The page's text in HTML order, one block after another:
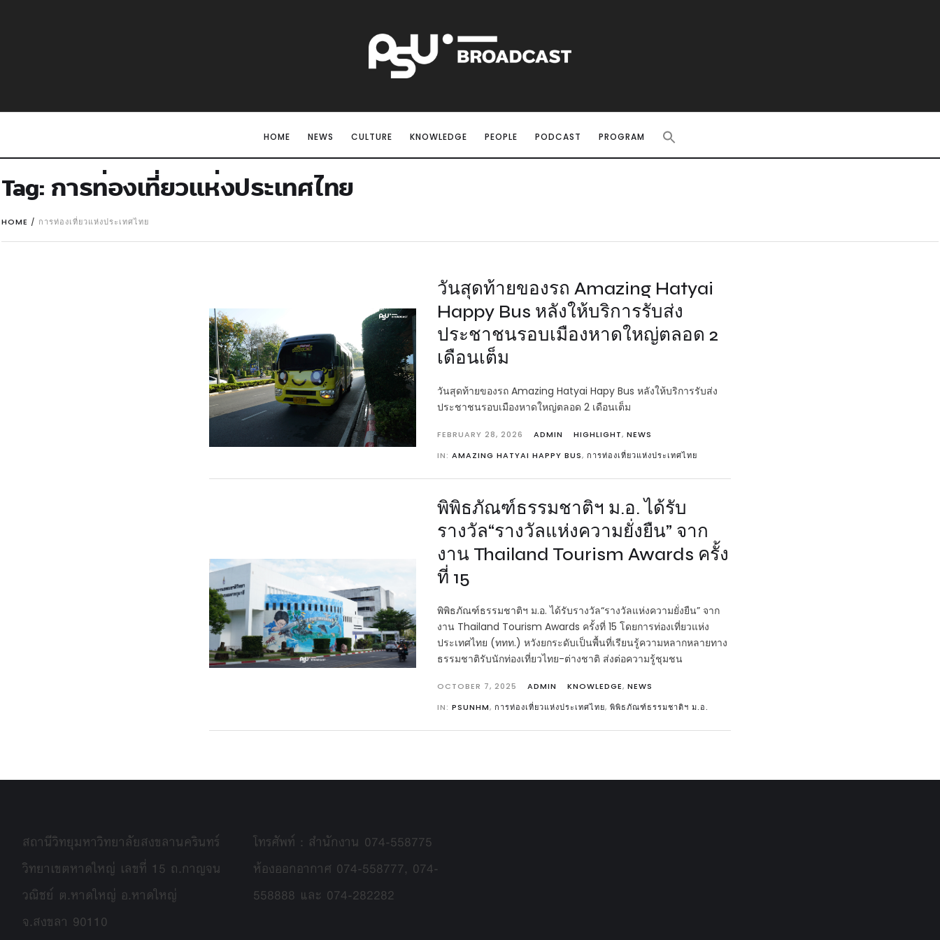
HOME NEWS CULTURE KNOWLEDGE PEOPLE PODCAST PROGRAM
Tag: การท่องเที่ยวแห่งประเทศไทย
HOME / การท่องเที่ยวแห่งประเทศไทย
วันสุดท้ายของรถ Amazing Hatyai
Happy Bus หลังให้บริการรับส่ง
ประชาชนรอบเมืองหาดใหญ่ตลอด 2
เดือนเต็ม
วันสุดท้ายของรถ Amazing Hatyai Hapy Bus หลังให้บริการรับส่ง
ประชาชนรอบเมืองหาดใหญ่ตลอด 2 เดือนเต็ม
FEBRUARY 28, 2026 ADMIN HIGHLIGHT, NEWS
IN: AMAZING HATYAI HAPPY BUS, การท่องเที่ยวแห่งประเทศไทย
พิพิธภัณฑ์ธรรมชาติฯ ม.อ. ได้รับ
รางวัล“รางวัลแห่งความยั่งยืน” จาก
งาน Thailand Tourism Awards ครั้ง
ที่ 15
พิพิธภัณฑ์ธรรมชาติฯ ม.อ. ได้รับรางวัล“รางวัลแห่งความยั่งยืน” จาก
งาน Thailand Tourism Awards ครั้งที่ 15 โดยการท่องเที่ยวแห่ง
ประเทศไทย (ททท.) หวังยกระดับเป็นพื้นที่เรียนรู้ความหลากหลายทาง
ธรรมชาติรับนักท่องเที่ยวไทย-ต่างชาติ ส่งต่อความรู้ชุมชน
OCTOBER 7, 2025 ADMIN KNOWLEDGE, NEWS
IN: PSUNHM, การท่องเที่ยวแห่งประเทศไทย, พิพิธภัณฑ์ธรรมชาติฯ ม.อ.
สถานีวิทยุมหาวิทยาลัยสงขลานครินทร์
วิทยาเขตหาดใหญ่ เลขที่ 15 ถ.กาญจน
วณิชย์ ต.หาดใหญ่ อ.หาดใหญ่
จ.สงขลา 90110
โทรศัพท์ : สำนักงาน 074-558775
ห้องออกอากาศ 074-558777, 074-
558888 และ 074-282282